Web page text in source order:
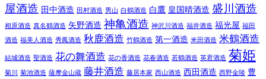
屋酒造 田中酒造 田村酒造 男山 白鶴酒造 白鷹 皇国晴酒造 盛川酒造
相原酒造 真名鶴酒造 矢野酒造 神亀酒造 神沢川酒造 福井酒造 福光屋 福田
酒造 福美人酒造 秀鳳酒造 秋鹿酒造 竹鶴酒造 第一酒造 米田酒造 米鶴酒造
結城酒造 聖酒造 花の舞酒造 花の香酒造 花春酒造 若鶴酒造 英君酒造 菊姫
菊川 菊池酒造 薩摩金山蔵 藤井酒造 藤居本家 西山酒造 西田酒造 西野金陵 豊